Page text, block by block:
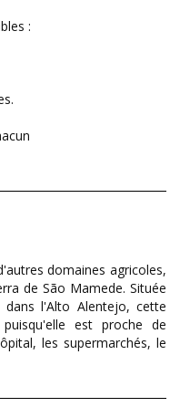
:
domaines agricoles,
de São Mamede. Située
l'Alto Alentejo, cette
est proche de
les supermarchés, le